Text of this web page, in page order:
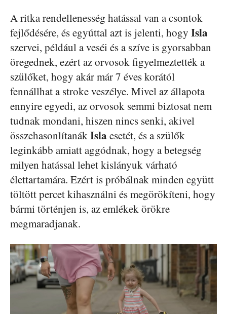
A ritka rendellenesség hatással van a csontok
fejlődésére, és egyúttal azt is jelenti, hogy Isla
szervei, például a veséi és a szíve is gyorsabban
öregednek, ezért az orvosok figyelmeztették a
szülőket, hogy akár már 7 éves korától
fennállhat a stroke veszélye. Mivel az állapota
ennyire egyedi, az orvosok semmi biztosat nem
tudnak mondani, hiszen nincs senki, akivel
összehasonlítanák Isla esetét, és a szülők
leginkább amiatt aggódnak, hogy a betegség
milyen hatással lehet kislányuk várható
élettartamára. Ezért is próbálnak minden együtt
töltött percet kihasználni és megörökíteni, hogy
bármi történjen is, az emlékek örökre
megmaradjanak.